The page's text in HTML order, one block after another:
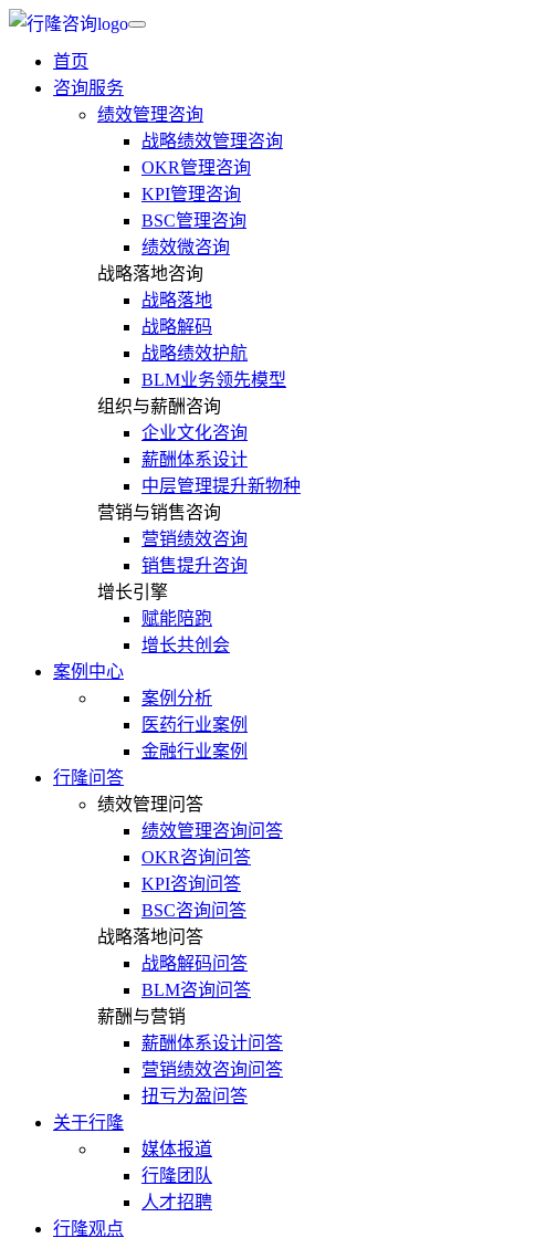
首页
咨询服务
绩效管理咨询
战略绩效管理咨询
OKR管理咨询
KPI管理咨询
BSC管理咨询
绩效微咨询
战略落地咨询
战略落地
战略解码
战略绩效护航
BLM业务领先模型
组织与薪酬咨询
企业文化咨询
薪酬体系设计
中层管理提升新物种
营销与销售咨询
营销绩效咨询
销售提升咨询
增长引擎
赋能陪跑
增长共创会
案例中心
案例分析
医药行业案例
金融行业案例
行隆问答
绩效管理问答
绩效管理咨询问答
OKR咨询问答
KPI咨询问答
BSC咨询问答
战略落地问答
战略解码问答
BLM咨询问答
薪酬与营销
薪酬体系设计问答
营销绩效咨询问答
扭亏为盈问答
关于行隆
媒体报道
行隆团队
人才招聘
行隆观点